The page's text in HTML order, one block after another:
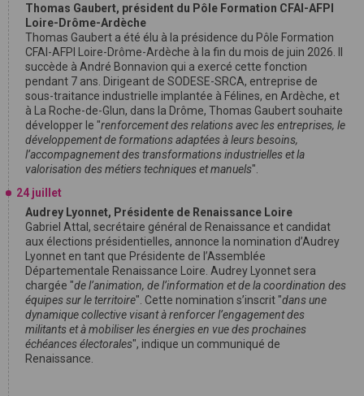
Thomas Gaubert, président du Pôle Formation CFAI-AFPI
Loire-Drôme-Ardèche
Thomas Gaubert a été élu à la présidence du Pôle Formation
CFAI-AFPI Loire-Drôme-Ardèche à la fin du mois de juin 2026. Il
succède à André Bonnavion qui a exercé cette fonction
pendant 7 ans. Dirigeant de SODESE-SRCA, entreprise de
sous-traitance industrielle implantée à Félines, en Ardèche, et
à La Roche-de-Glun, dans la Drôme, Thomas Gaubert souhaite
développer le "renforcement des relations avec les entreprises, le
développement de formations adaptées à leurs besoins,
l’accompagnement des transformations industrielles et la
valorisation des métiers techniques et manuels".
24 juillet
Audrey Lyonnet, Présidente de Renaissance Loire
Gabriel Attal, secrétaire général de Renaissance et candidat
aux élections présidentielles, annonce la nomination d’Audrey
Lyonnet en tant que Présidente de l’Assemblée
Départementale Renaissance Loire. Audrey Lyonnet sera
chargée "de l’animation, de l’information et de la coordination des
équipes sur le territoire". Cette nomination s’inscrit "dans une
dynamique collective visant à renforcer l’engagement des
militants et à mobiliser les énergies en vue des prochaines
échéances électorales", indique un communiqué de
Renaissance.